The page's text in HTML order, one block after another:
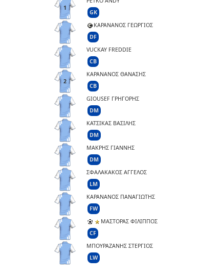
1
GK
ΚΑΡΑΝΑΝΟΣ ΓΕΩΡΓΙΟΣ
DF
VUCKAY FREDDIE
CB
2
ΚΑΡΑΝΑΝΟΣ ΘΑΝΑΣΗΣ
CB
GIOUSEF ΓΡΗΓΟΡΗΣ
DM
ΚΑΤΣΙΚΑΣ ΒΑΣΙΛΗΣ
DM
ΜΑΚΡΗΣ ΓΙΑΝΝΗΣ
DM
ΣΦΑΛΑΚΑΚΟΣ ΑΓΓΕΛΟΣ
LM
ΚΑΡΑΝΑΝΟΣ ΠΑΝΑΓΙΩΤΗΣ
FW
ΜΑΣΤΟΡΑΣ ΦΙΛΙΠΠΟΣ
CF
ΜΠΟΥΡΑΖΑΝΗΣ ΣΤΕΡΓΙΟΣ
LW